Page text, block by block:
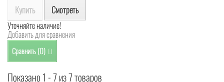
Купить Смотреть
Уточняйте наличие!
Добавить для сравнения
Сравнить (0)
Показано 1 - 7 из 7 товаров